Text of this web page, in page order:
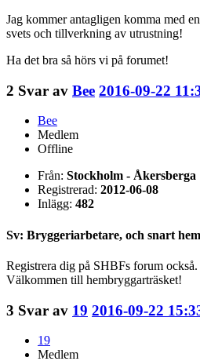
Jag kommer antagligen komma med
svets och tillverkning av utrustning!
Ha det bra så hörs vi på forumet!
2 Svar av Bee 2016-09-22
Bee
Medlem
Offline
Från: Stockholm - Åkersberga
Registrerad: 2012-06-08
Inlägg: 482
Sv: Bryggeriarbetare, och snart
Registrera dig på SHBFs forum
Välkommen till hembryggarträsket!
3 Svar av 19 2016-09-22
19
Medlem